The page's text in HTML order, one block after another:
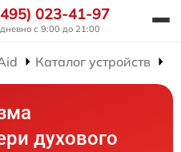
023-41-97
с 9:00 до 21:00
Каталог устройств
духового